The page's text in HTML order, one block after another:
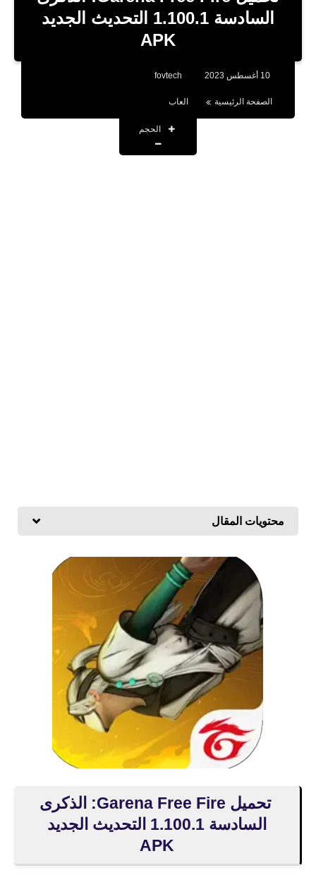
اخبار
تطبيقات
السادسة 1.100.1 التحديث الجديد
APK
10 أغسطس 2023 fovtech
الصفحة الرئيسية العاب
الحجم
محتويات المقال
تحميل Garena Free Fire: الذكرى
السادسة 1.100.1 التحديث الجديد
APK